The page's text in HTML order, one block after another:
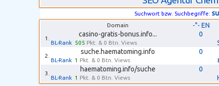
Suchwort bzw. Suchbegriffe:
Domain -"- EN
1.
casino-gratis-bonus.info... 0
BL-Rank 505 Pkt. & 0 Btn. Views
2.
suche.haematoming.info 0
BL-Rank 1 Pkt. & 0 Btn. Views
3.
haematoming.info/suche 0
BL-Rank 1 Pkt. & 0 Btn. Views